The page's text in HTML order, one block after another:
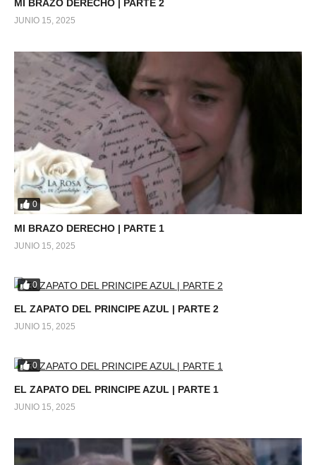
MI BRAZO DERECHO | PARTE 2
JUNIO 15, 2025
0
MI BRAZO DERECHO | PARTE 1
JUNIO 15, 2025
0
EL ZAPATO DEL PRINCIPE AZUL | PARTE 2
JUNIO 15, 2025
0
EL ZAPATO DEL PRINCIPE AZUL | PARTE 1
JUNIO 15, 2025